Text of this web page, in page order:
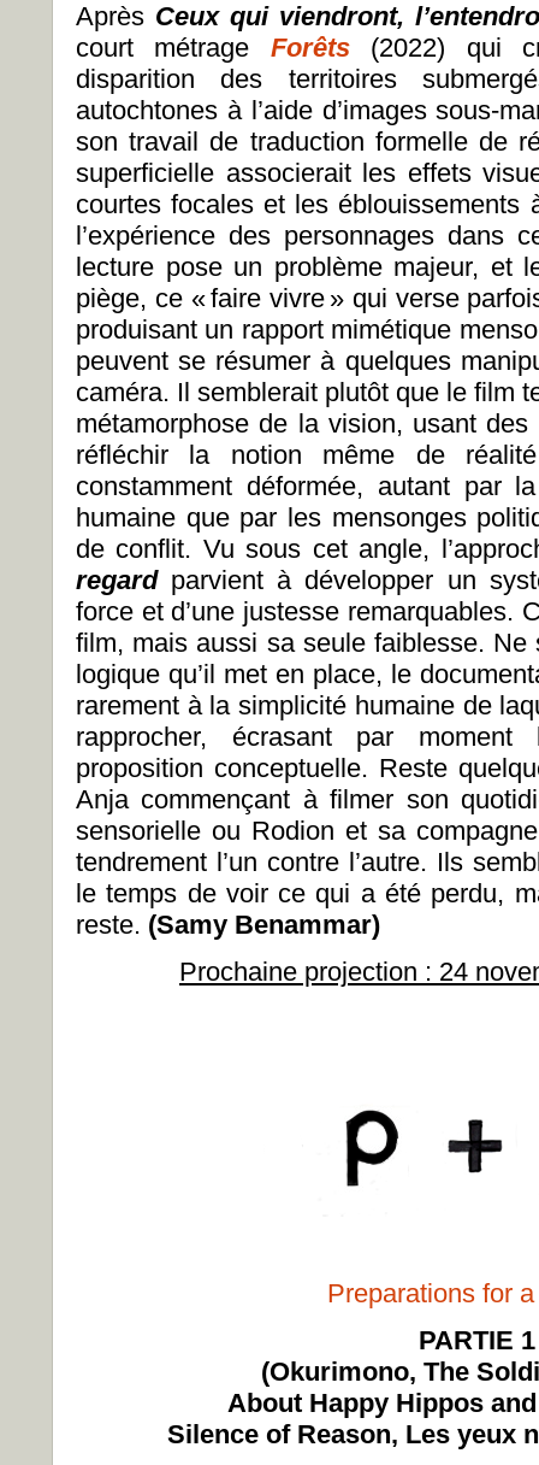
Après Ceux qui viendront,
court métrage Forêts
(2022) qui
disparition des territoires
autochtones à l’aide d’images sous-
son travail de traduction formelle de
superficielle associerait les effets
courtes focales et les éblouissements
l’expérience des personnages dans
lecture pose un problème majeur, et
piège, ce «faire vivre » qui verse
produisant un rapport mimétique
peuvent se résumer à quelques
caméra. Il semblerait plutôt que le film
métamorphose de la vision, usant des
réfléchir la notion même de
constamment déformée, autant par
humaine que par les mensonges
de conflit. Vu sous cet angle,
regard parvient à développer un
force et d’une justesse remarquables.
film, mais aussi sa seule faiblesse. Ne
logique qu’il met en place, le
rarement à la simplicité humaine de
rapprocher, écrasant par
proposition conceptuelle. Reste
Anja commençant à filmer son
sensorielle ou Rodion et sa
tendrement l’un contre l’autre. Ils
le temps de voir ce qui a été perdu,
reste. (Samy Benammar)
Prochaine projection : 24
Preparations for
PARTIE 1
(Okurimono, The
About Happy Hippos
Silence of Reason, Les yeux